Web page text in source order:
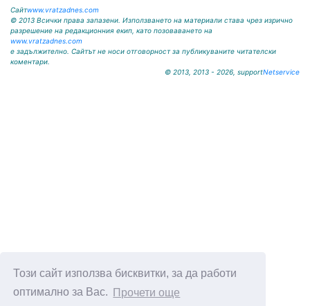
Този сайт използва бисквитки, за да работи
оптимално за Вас.
Прочети още
Сайтwww.vratzadnes.com
© 2013 Всички права запазени. Използването на материали става чрез изрично
разрешение на редакционния екип, като позоваването на
www.vratzadnes.com
е задължително. Сайтът не носи отговорност за публикуваните читателски
коментари.
© 2013, 2013 - 2026, supportNetservice